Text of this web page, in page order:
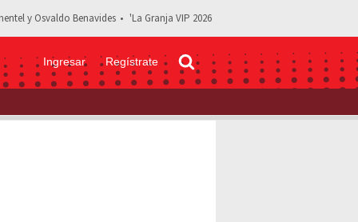
y Osvaldo Benavides 'La Granja VIP 2026
Ingresar Regístrate
La romántica historia entre Shawn Mendes y Camila Cabello